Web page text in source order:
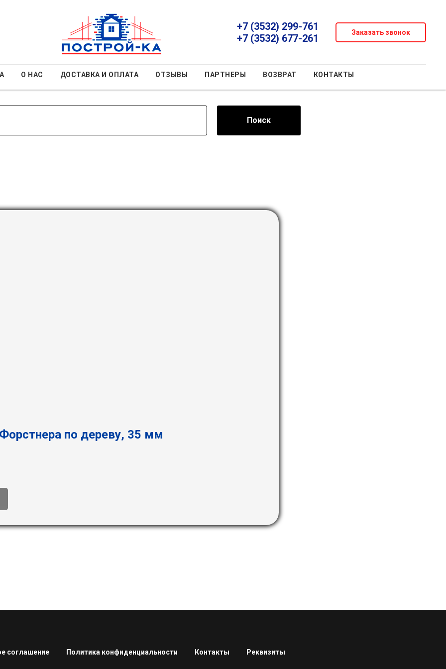
+7 (3532) 299-761
+7 (3532) 677-261
Заказать звонок
О НАС ДОСТАВКА И ОПЛАТА ОТЗЫВЫ ПАРТНЕРЫ ВОЗВРАТ КОНТАКТЫ
Поиск
по дереву, 35 мм
соглашение Политика конфиденциальности Контакты Реквизиты